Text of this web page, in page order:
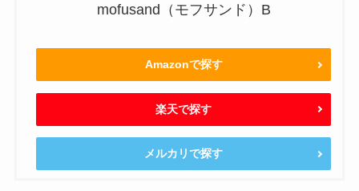
mofusand（モフサンド）B
Amazonで探す
楽天で探す
メルカリで探す